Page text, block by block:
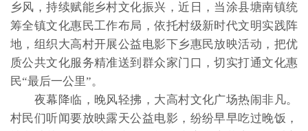
乡风，持续赋能乡村文化振兴，近日，当涂县塘南镇统
筹全镇文化惠民工作布局，依托村级新时代文明实践阵
地，组织大高村开展公益电影下乡惠民放映活动，把优
质公共文化服务精准送到群众家门口，切实打通文化惠
民“最后一公里”。
夜幕降临，晚风轻拂，大高村文化广场热闹非凡。
村民们听闻要放映露天公益电影，纷纷早早吃过晚饭，